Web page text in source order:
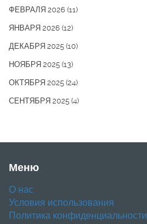
ФЕВРАЛЯ 2026 (11)
ЯНВАРЯ 2026 (12)
ДЕКАБРЯ 2025 (10)
НОЯБРЯ 2025 (13)
ОКТЯБРЯ 2025 (24)
СЕНТЯБРЯ 2025 (4)
Меню
О нас
Условия использования
Политика конфиденциальности